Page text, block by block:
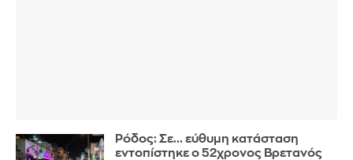
Ρόδος: Σε... εύθυμη κατάσταση
εντοπίστηκε ο 52χρονος Βρετανός